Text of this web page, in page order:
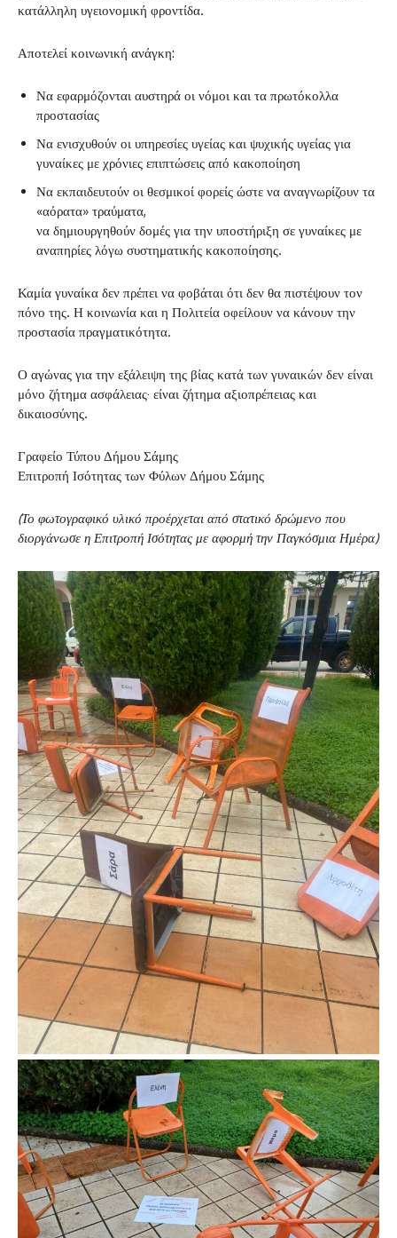
κατάλληλη υγειονομική φροντίδα.
Αποτελεί κοινωνική ανάγκη:
Να εφαρμόζονται αυστηρά οι νόμοι και τα πρωτόκολλα
προστασίας
Να ενισχυθούν οι υπηρεσίες υγείας και ψυχικής υγείας για
γυναίκες με χρόνιες επιπτώσεις από κακοποίηση
Να εκπαιδευτούν οι θεσμικοί φορείς ώστε να αναγνωρίζουν τα
«αόρατα» τραύματα,
να δημιουργηθούν δομές για την υποστήριξη σε γυναίκες με
αναπηρίες λόγω συστηματικής κακοποίησης.
Καμία γυναίκα δεν πρέπει να φοβάται ότι δεν θα πιστέψουν τον
πόνο της. Η κοινωνία και η Πολιτεία οφείλουν να κάνουν την
προστασία πραγματικότητα.
Ο αγώνας για την εξάλειψη της βίας κατά των γυναικών δεν είναι
μόνο ζήτημα ασφάλειας· είναι ζήτημα αξιοπρέπειας και
δικαιοσύνης.
Γραφείο Τύπου Δήμου Σάμης
Επιτροπή Ισότητας των Φύλων Δήμου Σάμης
(Το φωτογραφικό υλικό προέρχεται από στατικό δρώμενο που
διοργάνωσε η Επιτροπή Ισότητας με αφορμή την Παγκόσμια Ημέρα)